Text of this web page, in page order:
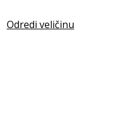
Odredi veličinu